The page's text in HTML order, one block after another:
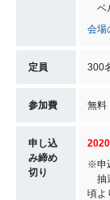
ベ
会場
定員 300
参加費 無料
申し込
み締め
切り
※申
抽
頃よ